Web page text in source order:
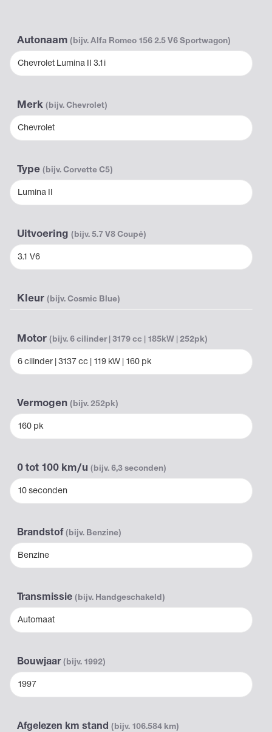
Autonaam (bijv. Alfa Romeo 156 2.5 V6 Sportwagon)
Chevrolet Lumina II 3.1i
Merk (bijv. Chevrolet)
Chevrolet
Type (bijv. Corvette C5)
Lumina II
Uitvoering (bijv. 5.7 V8 Coupé)
3.1 V6
Kleur (bijv. Cosmic Blue)
Motor (bijv. 6 cilinder | 3179 cc | 185kW | 252pk)
6 cilinder | 3137 cc | 119 kW | 160 pk
Vermogen (bijv. 252pk)
160 pk
0 tot 100 km/u (bijv. 6,3 seconden)
10 seconden
Brandstof (bijv. Benzine)
Benzine
Transmissie (bijv. Handgeschakeld)
Automaat
Bouwjaar (bijv. 1992)
1997
Afgelezen km stand (bijv. 106.584 km)